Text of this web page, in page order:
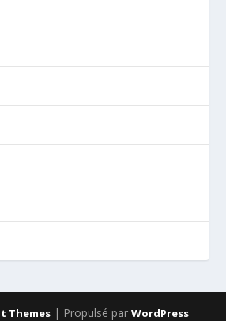
Themes| Propulsé par WordPress